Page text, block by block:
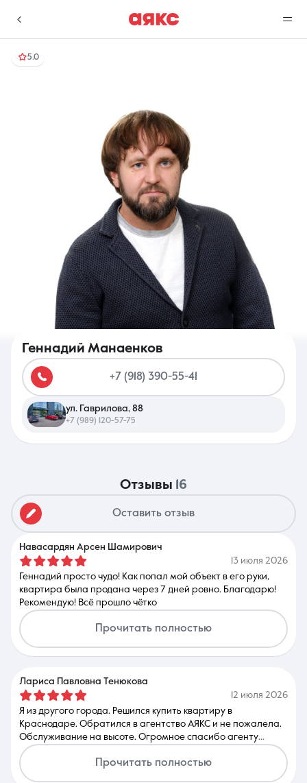
Сравнение
0 объявлений
Услуги
О компании Контакты
8 (861) 297-00-00
Ежедневно с 08:30 до 20:00
5.0
Геннадий Манаенков
+7 (918) 390-55-41
ул. Гаврилова, 88
+7 (989) 120-57-75
отзывы 16
Оставить отзыв
Навасардян Арсен Шамирович
13 июля 2026
Геннадий просто чудо! Как попал мой объект в его руки,
квартира была продана через 7 дней ровно. Благодарю!
Рекомендую! Всё прошло чётко
Прочитать полностью
Лариса Павловна Тенюкова
12 июля 2026
Я из другого города. Решился купить квартиру в
Краснодаре. Обратился в агентство АЯКС и не пожалела.
Обслуживание на высоте. Огромное спасибо агенту
Геннадию Владимировичу. Всегда внимательно выслушает,
грамотно объяснит, всегда на связи. Очень уютный и
красивый офис. Буду рекомендовать знакомым
Прочитать полностью